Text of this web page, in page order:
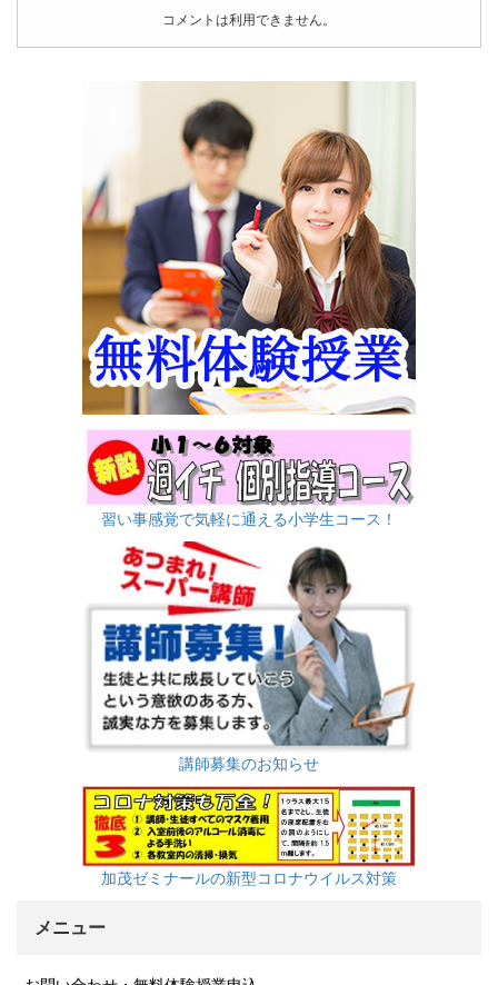
コメントは利用できません。
習い事感覚で気軽に通える小学生コース！
講師募集のお知らせ
加茂ゼミナールの新型コロナウイルス対策
メニュー